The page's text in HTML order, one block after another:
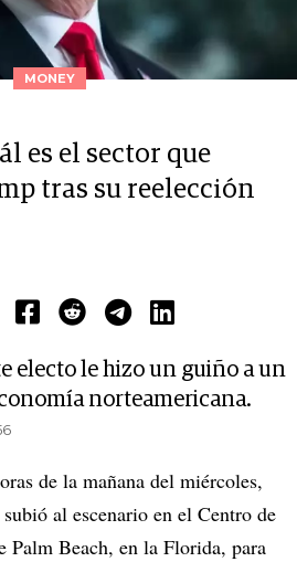
MONEY
es el sector que
tras su reelección
electo le hizo un guiño a un
norteamericana.
de la mañana del miércoles,
subió al escenario en el Centro de
Palm Beach, en la Florida, para